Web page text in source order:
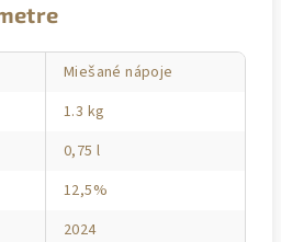
Miešané nápoje
1.3 kg
0,75 l
12,5%
2024